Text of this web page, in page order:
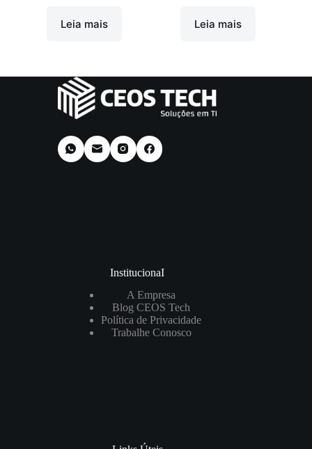
Leia mais Leia mais
InstitucionaI
A Empresa
Blog CEOS Tech
Política de Privacidade
Trabalhe Conosco